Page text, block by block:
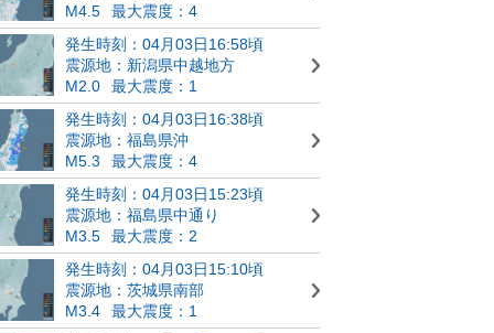
M4.5
最大震度：4
発生時刻：04月03日16:58頃
震源地：新潟県中越地方
M2.0
最大震度：1
発生時刻：04月03日16:38頃
震源地：福島県沖
M5.3
最大震度：4
発生時刻：04月03日15:23頃
震源地：福島県中通り
M3.5
最大震度：2
発生時刻：04月03日15:10頃
震源地：茨城県南部
M3.4
最大震度：1